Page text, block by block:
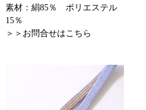
素材：絹85％ ポリエステル
15％
＞＞お問合せはこちら